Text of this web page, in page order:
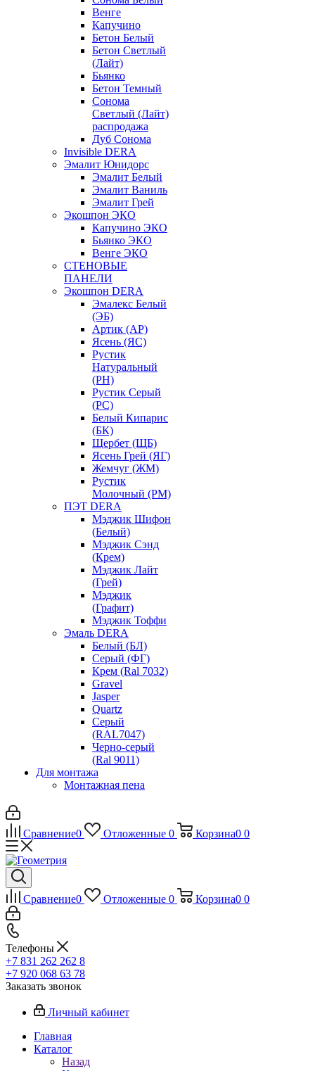
Венге
Капучино
Бетон Белый
Бетон Светлый
(Лайт)
Бьянко
Бетон Темный
Сонома
Светлый (Лайт)
распродажа
Дуб Сонома
Invisible DERA
Эмалит Юнидорс
Эмалит Белый
Эмалит Ваниль
Эмалит Грей
Экошпон ЭКО
Капучино ЭКО
Бьянко ЭКО
Венге ЭКО
СТЕНОВЫЕ
ПАНЕЛИ
Экошпон DERA
Эмалекс Белый
(ЭБ)
Артик (АР)
Ясень (ЯС)
Рустик
Натуральный
(РН)
Рустик Серый
(РС)
Белый Кипарис
(БК)
Щербет (ЩБ)
Ясень Грей (ЯГ)
Жемчуг (ЖМ)
Рустик
Молочный (РМ)
ПЭТ DERA
Мэджик Шифон
(Белый)
Мэджик Сэнд
(Крем)
Мэджик Лайт
(Грей)
Мэджик
(Графит)
Мэджик Тоффи
Эмаль DERA
Белый (БЛ)
Серый (ФГ)
Крем (Ral 7032)
Gravel
Jasper
Quartz
Серый
(RAL7047)
Черно-серый
(Ral 9011)
Для монтажа
Монтажная пена
Сравнение0 Отложенные 0 Корзина0 0
Сравнение0 Отложенные 0 Корзина0 0
Телефоны
+7 831 262 262 8
+7 920 068 63 78
Заказать звонок
Личный кабинет
Главная
Каталог
Назад